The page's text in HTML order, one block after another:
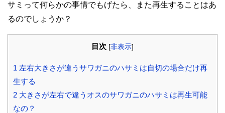
サミって何らかの事情でもげたら、また再生することはあ
るのでしょうか？
目次 [非表示]
1 左右大きさが違うサワガニのハサミは自切の場合だけ再
生する
2 大きさが左右で違うオスのサワガニのハサミは再生可能
なの？